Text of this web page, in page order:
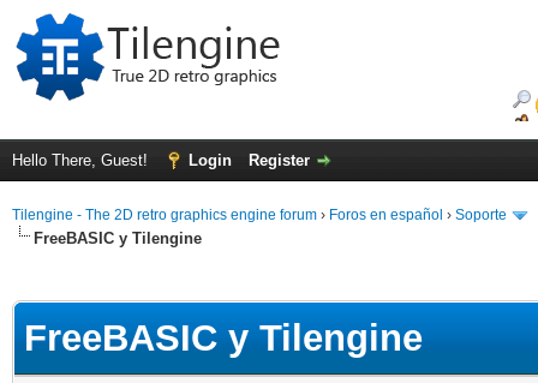
Hello There, Guest! Login Register
Tilengine - The 2D retro graphics engine forum › Foros en español › Soporte
FreeBASIC y Tilengine
FreeBASIC y Tilengine